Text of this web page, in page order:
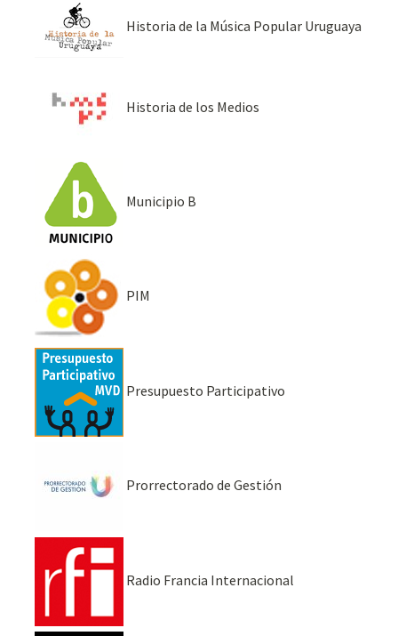
Historia de la Música Popular Uruguaya
Historia de los Medios
Municipio B
PIM
Presupuesto Participativo
Prorrectorado de Gestión
Radio Francia Internacional